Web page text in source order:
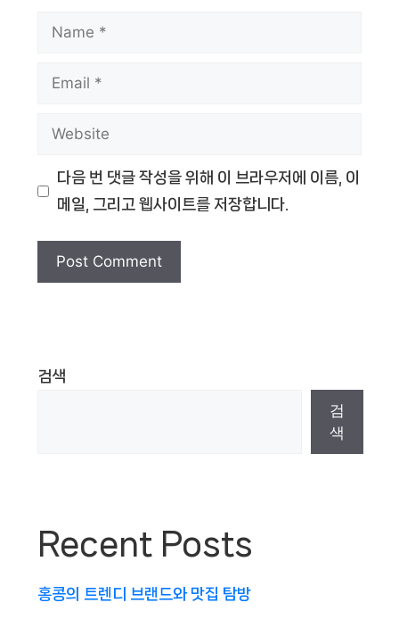
Name
Email
Website
다음 번 댓글 작성을 위해 이 브라우저에 이름, 이
메일, 그리고 웹사이트를 저장합니다.
검색
검
색
Recent Posts
홍콩의 트렌디 브랜드와 맛집 탐방